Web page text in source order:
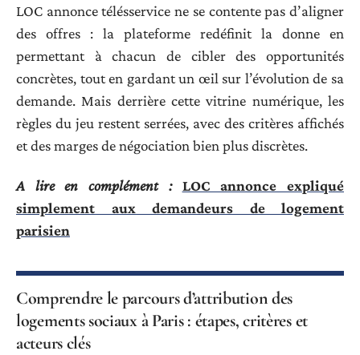
LOC annonce télésservice ne se contente pas d’aligner
des offres : la plateforme redéfinit la donne en
permettant à chacun de cibler des opportunités
concrètes, tout en gardant un œil sur l’évolution de sa
demande. Mais derrière cette vitrine numérique, les
règles du jeu restent serrées, avec des critères affichés
et des marges de négociation bien plus discrètes.
A lire en complément :
LOC annonce expliqué
simplement aux demandeurs de logement
parisien
Comprendre le parcours d’attribution des
logements sociaux à Paris : étapes, critères et
acteurs clés